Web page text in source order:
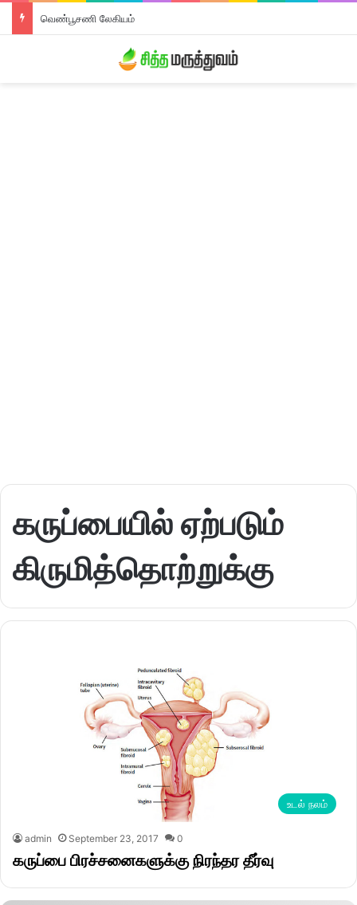
வெண்பூசணி லேகியம்
கருப்பையில் ஏற்படும்
கிருமித்தொற்றுக்கு
உடல் நலம்
admin September 23, 2017 0
கருப்பை பிரச்சனைகளுக்கு நிரந்தர தீர்வு